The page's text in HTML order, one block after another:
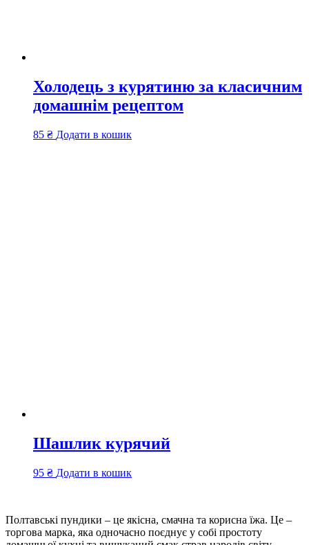
Холодець з курятиню за класичним
домашнім рецептом
85 ₴ Додати в кошик
Шашлик курячий
95 ₴ Додати в кошик
Полтавські пундики – це якісна, смачна та корисна їжа. Це –
торгова марка, яка одночасно поєднує у собі простоту